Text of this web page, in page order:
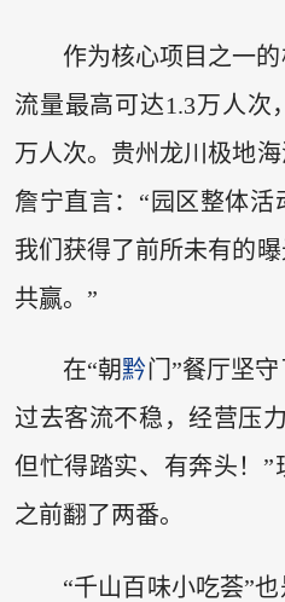
作为核心项目之一
流量最高可达1.3万人次
万人次。贵州龙川极地
詹宁直言：“园区整体
我们获得了前所未有的
共赢。”
在“朝黔门”餐厅坚守
过去客流不稳，经营压
但忙得踏实、有奔头！
之前翻了两番。
“千山百味小吃荟”